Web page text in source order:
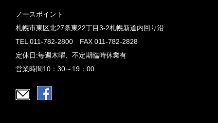
ノースポイント
札幌市東区北27条東22丁目3-2札幌新道内回り沿
TEL 011-782-2800 FAX 011-782-2828
定休日:毎週木曜、不定期臨時休業有
営業時間10：30～19：00